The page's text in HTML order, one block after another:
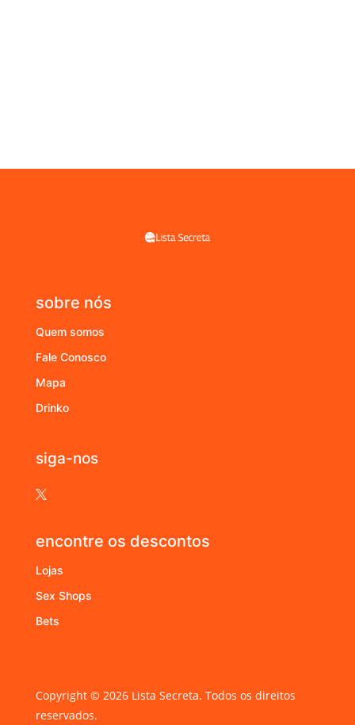
sobre nós
Quem somos
Fale Conosco
Mapa
Drinko
siga-nos

encontre os descontos
Lojas
Sex Shops
Bets
Copyright © 2026 Lista Secreta. Todos os direitos
reservados.